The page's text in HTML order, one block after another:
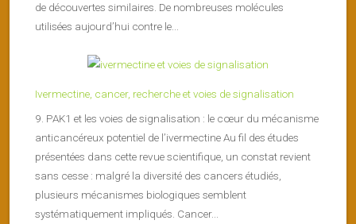
de découvertes similaires. De nombreuses molécules
utilisées aujourd’hui contre le...
Ivermectine, cancer, recherche et voies de signalisation
9. PAK1 et les voies de signalisation : le cœur du mécanisme
anticancéreux potentiel de l’ivermectine Au fil des études
présentées dans cette revue scientifique, un constat revient
sans cesse : malgré la diversité des cancers étudiés,
plusieurs mécanismes biologiques semblent
systématiquement impliqués. Cancer...